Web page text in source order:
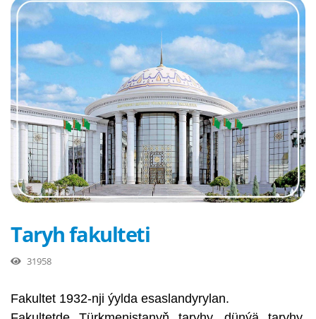
Taryh fakulteti
31958
Fakultet 1932-nji ýylda esaslandyrylan.